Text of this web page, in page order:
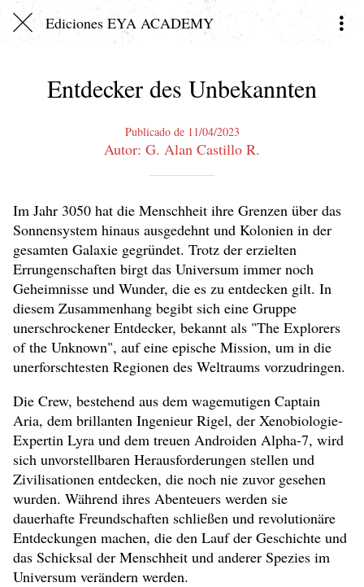
Ediciones EYA ACADEMY
Entdecker des Unbekannten
Publicado de 11/04/2023
Autor: G. Alan Castillo R.
Im Jahr 3050 hat die Menschheit ihre Grenzen über das
Sonnensystem hinaus ausgedehnt und Kolonien in der
gesamten Galaxie gegründet. Trotz der erzielten
Errungenschaften birgt das Universum immer noch
Geheimnisse und Wunder, die es zu entdecken gilt. In
diesem Zusammenhang begibt sich eine Gruppe
unerschrockener Entdecker, bekannt als "The Explorers
of the Unknown", auf eine epische Mission, um in die
unerforschtesten Regionen des Weltraums vorzudringen.
Die Crew, bestehend aus dem wagemutigen Captain
Aria, dem brillanten Ingenieur Rigel, der Xenobiologie-
Expertin Lyra und dem treuen Androiden Alpha-7, wird
sich unvorstellbaren Herausforderungen stellen und
Zivilisationen entdecken, die noch nie zuvor gesehen
wurden. Während ihres Abenteuers werden sie
dauerhafte Freundschaften schließen und revolutionäre
Entdeckungen machen, die den Lauf der Geschichte und
das Schicksal der Menschheit und anderer Spezies im
Universum verändern werden.